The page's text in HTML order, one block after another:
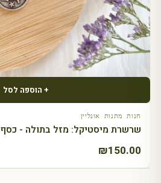
+ הוספה לסל
חנות מתנות אונליין
שרשרת מיסטיקל: מזל בתולה - כסף
₪150.00